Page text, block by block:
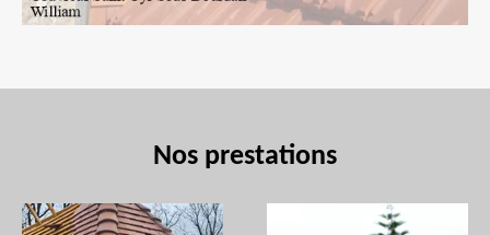
Nos prestations